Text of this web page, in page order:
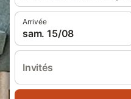
Arrivée
sam. 15/08
Invités